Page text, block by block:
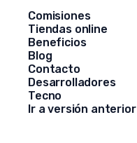
Comisiones
Tiendas online
Beneficios
Blog
Contacto
Desarrolladores
Tecno
Ir a versión anterior